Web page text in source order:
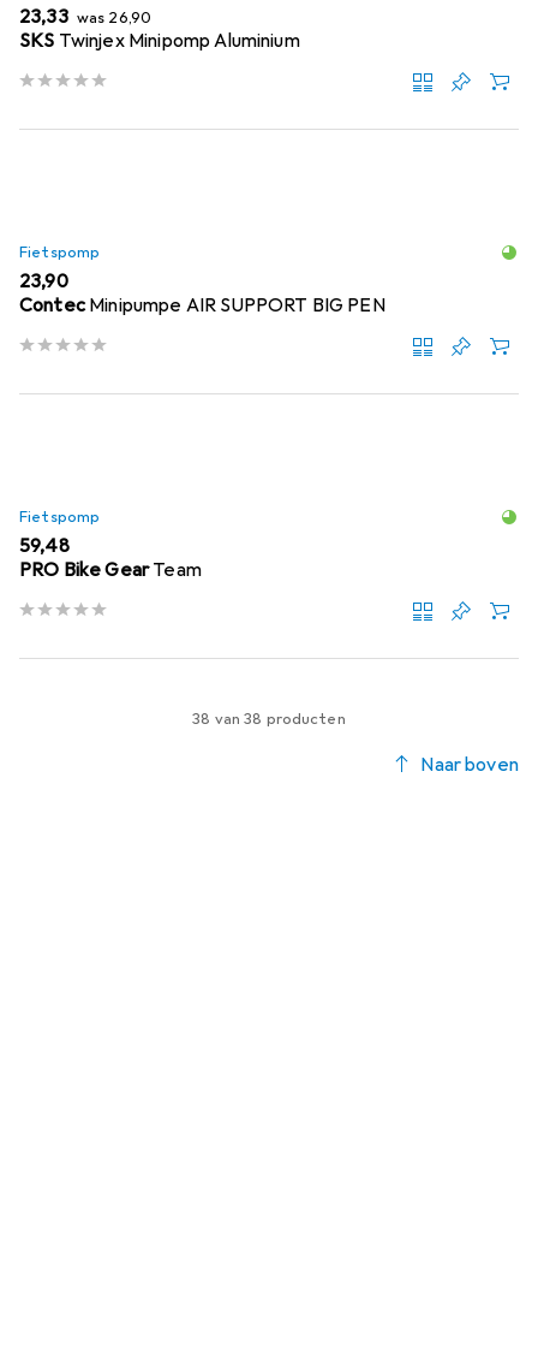
EUR
23,33 was EUR
26,90
SKS Twinjex Minipomp Aluminium
Fietspomp
EUR
23,90
Contec Minipumpe AIR SUPPORT BIG PEN
Fietspomp
EUR
59,48
PRO Bike GearTeam
38 van 38 producten
Naar boven